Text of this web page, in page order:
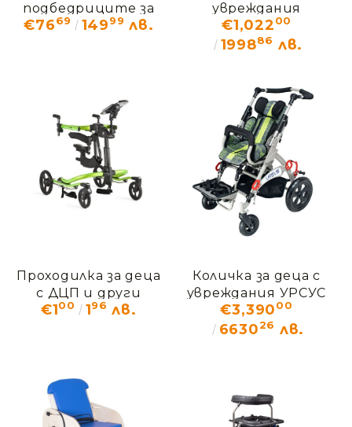
подбедриците за
количка ОМБРЕЛО
€7669 14999 лв.
увреждания
МАКЛАРЪН
€1,02200
199886 лв.
Проходилка за деца
с ДЦП и други
увреждания
€100 196 лв.
Количка за деца с
увреждания УРСУС
€3,39000
663026 лв.